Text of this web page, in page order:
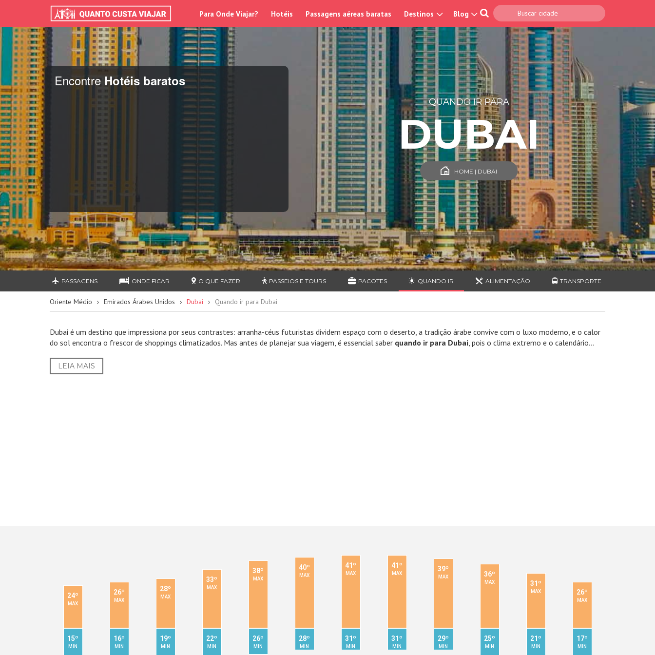
Para Onde Viajar? Hotéis Passagens aéreas baratas Destinos Blog
Encontre Hotéis baratos
QUANDO IR PARA
DUBAI
HOME | DUBAI
PASSAGENS ONDE FICAR O QUE FAZER PASSEIOS E TOURS PACOTES QUANDO IR ALIMENTAÇÃO TRANSPORTE
Oriente Médio Emirados Árabes Unidos Dubai Quando ir para Dubai
Dubai é um destino que impressiona por seus contrastes: arranha-céus futuristas dividem espaço com o deserto, a tradição árabe convive com o luxo moderno, e o calor
do sol encontra o frescor de shoppings climatizados. Mas antes de planejar sua viagem, é essencial saber quando ir para Dubai, pois o clima extremo e o calendário...
LEIA MAIS
24º
MAX
15º
MIN
26º
MAX
16º
MIN
28º
MAX
19º
MIN
33º
MAX
22º
MIN
38º
MAX
26º
MIN
40º
MAX
28º
MIN
41º
MAX
31º
MIN
41º
MAX
31º
MIN
39º
MAX
29º
MIN
36º
MAX
25º
MIN
31º
MAX
21º
MIN
26º
MAX
17º
MIN